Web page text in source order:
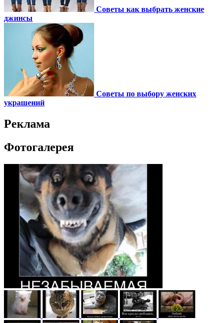
Советы как выбрать женские
джинсы
Советы по выбору женских
украшений
Реклама
Фотогалерея